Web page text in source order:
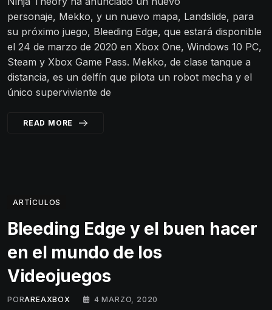
personaje, Mekko, y un nuevo mapa, Landslide, para
su próximo juego, Bleeding Edge, que estará disponible
el 24 de marzo de 2020 en Xbox One, Windows 10 PC,
Steam y Xbox Game Pass. Mekko, de clase tanque a
distancia, es un delfín que pilota un robot mecha y el
único superviviente de
READ MORE
ARTÍCULOS
Bleeding Edge y el buen hacer
en el mundo de los
Videojuegos
PORAREAXBOX 4 MARZO, 2020